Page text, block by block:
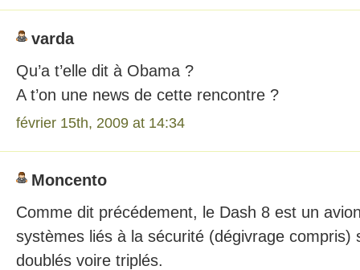
varda
Qu’a t’elle dit à Obama ?
A t’on une news de cette rencontre ?
février 15th, 2009 at 14:34
Moncento
Comme dit précédement, le Dash 8 est un
systèmes liés à la sécurité (dégivrage compris)
doublés voire triplés.